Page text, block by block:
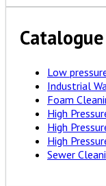
Catalogue
Low
Industrial
Foam
High
High
High
Sewer